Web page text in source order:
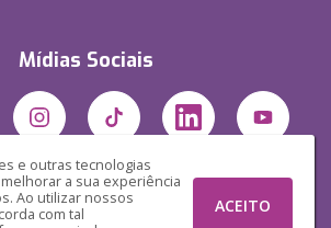
e outras tecnologias
a sua experiência
Ao utilizar nossos
com tal
ACEITO
Mídias Sociais